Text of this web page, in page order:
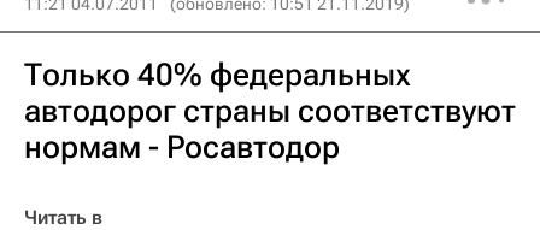
Только 40% федеральных
автодорог страны соответствуют
нормам - Росавтодор
Читать в